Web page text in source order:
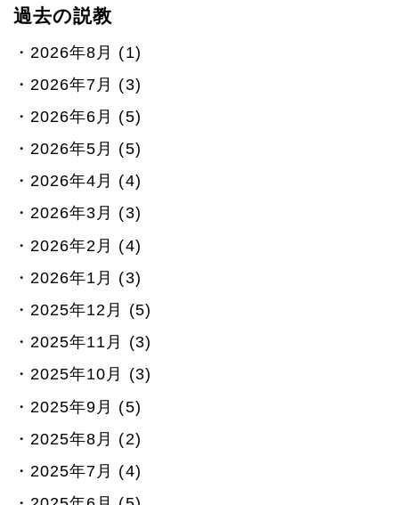
過去の説教
2026年8月 (1)
2026年7月 (3)
2026年6月 (5)
2026年5月 (5)
2026年4月 (4)
2026年3月 (3)
2026年2月 (4)
2026年1月 (3)
2025年12月 (5)
2025年11月 (3)
2025年10月 (3)
2025年9月 (5)
2025年8月 (2)
2025年7月 (4)